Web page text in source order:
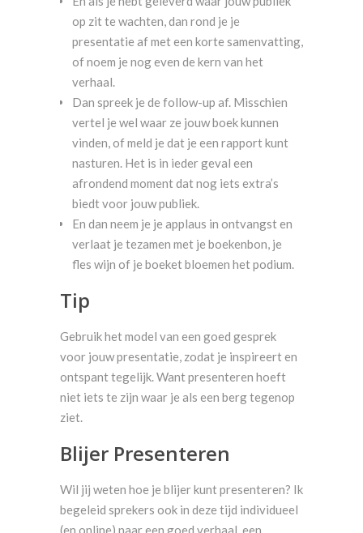
op zit te wachten, dan rond je je
presentatie af met een korte samenvatting,
of noem je nog even de kern van het
verhaal.
Dan spreek je de follow-up af. Misschien
vertel je wel waar ze jouw boek kunnen
vinden, of meld je dat je een rapport kunt
nasturen. Het is in ieder geval een
afrondend moment dat nog iets extra’s
biedt voor jouw publiek.
En dan neem je je applaus in ontvangst en
verlaat je tezamen met je boekenbon, je
fles wijn of je boeket bloemen het podium.
Tip
Gebruik het model van een goed gesprek
voor jouw presentatie, zodat je inspireert en
ontspant tegelijk. Want presenteren hoeft
niet iets te zijn waar je als een berg tegenop
ziet.
Blijer Presenteren
Wil jij weten hoe je blijer kunt presenteren? Ik
begeleid sprekers ook in deze tijd individueel
(en online) naar een goed verhaal, een